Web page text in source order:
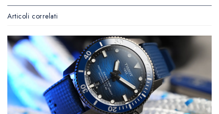
Articoli correlati